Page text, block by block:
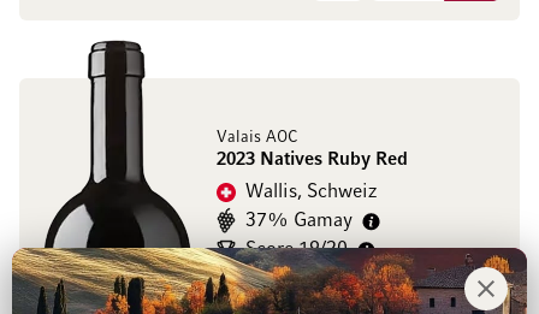
Valais AOC
2023 Natives Ruby Red
Wallis, Schweiz
37% Gamay
Score 19/20
Benoît Dorsaz